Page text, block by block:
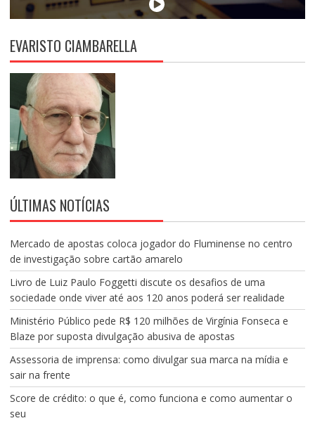
EVARISTO CIAMBARELLA
ÚLTIMAS NOTÍCIAS
Mercado de apostas coloca jogador do Fluminense no centro
de investigação sobre cartão amarelo
Livro de Luiz Paulo Foggetti discute os desafios de uma
sociedade onde viver até aos 120 anos poderá ser realidade
Ministério Público pede R$ 120 milhões de Virgínia Fonseca e
Blaze por suposta divulgação abusiva de apostas
Assessoria de imprensa: como divulgar sua marca na mídia e
sair na frente
Score de crédito: o que é, como funciona e como aumentar o
seu